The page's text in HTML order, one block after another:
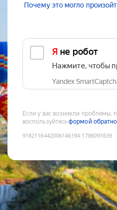
Почему это могло
Я не робот
Нажмите, чтобы
Yandex
Если у вас возникли проблемы,
воспользуйтесьформой
9182116442006146194:1786091639